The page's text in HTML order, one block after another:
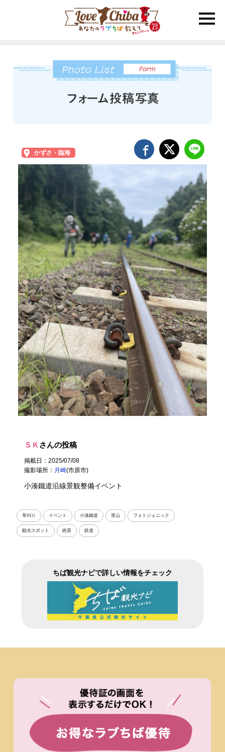
toggle
かずさ・臨海
ＳＫ さんの投稿
掲載日：2025/07/08
撮影場所： 月崎(市原市)
小湊鐵道沿線景観整備イベント
草刈り イベント 小湊鐵道 里山 フォトジェニック
観光スポット 絶景 鉄道
ちば観光ナビで詳しい情報をチェック